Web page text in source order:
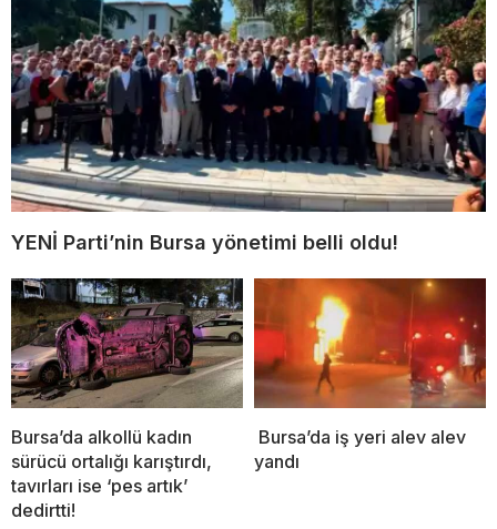
YENİ Parti’nin Bursa yönetimi belli oldu!
Bursa’da alkollü kadın
sürücü ortalığı karıştırdı,
tavırları ise ‘pes artık’
dedirtti!
Bursa’da iş yeri alev alev
yandı